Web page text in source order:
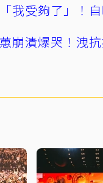
我受夠了」！
崩潰爆哭！洩